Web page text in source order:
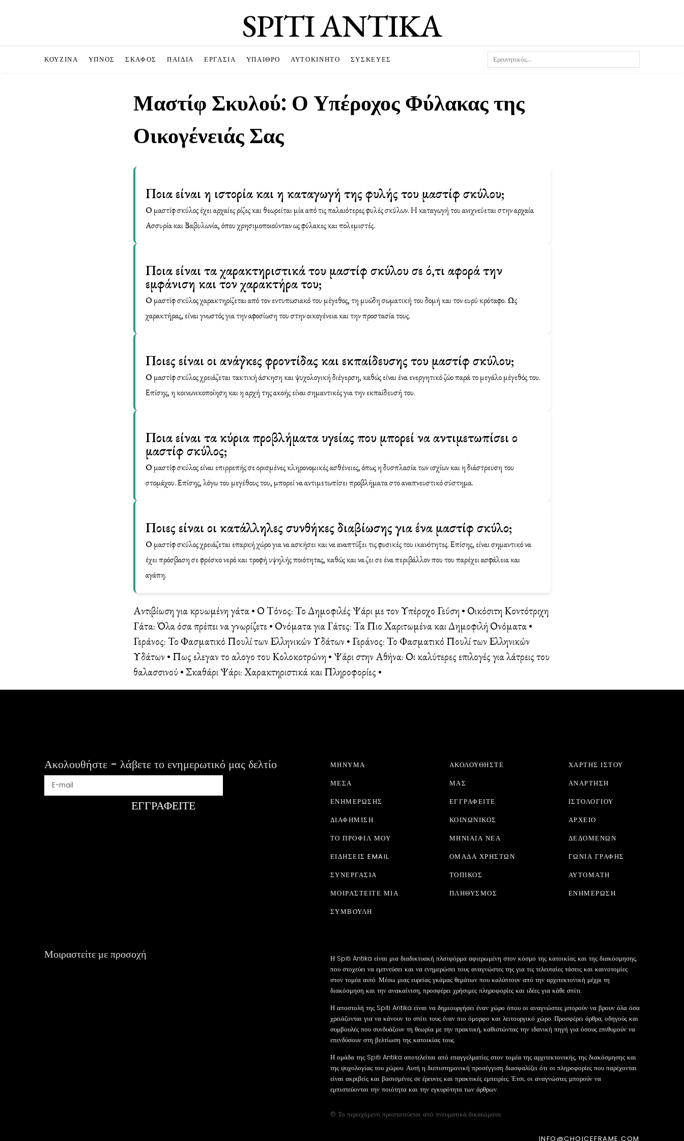
SPITI ANTIKA
ΚΟΥΖΊΝΑ ΥΠΝΟΣ ΣΚΆΦΟΣ ΠΑΙΔΙΆ ΕΡΓΑΣΊΑ ΥΠΑΙΘΡΟ ΑΥΤΟΚΊΝΗΤΟ ΣΥΣΚΕΥΈΣ
Μαστίφ Σκυλού: Ο Υπέροχος Φύλακας της
Οικογένειάς Σας
Ποια είναι η ιστορία και η καταγωγή της φυλής του μαστίφ σκύλου;
Ο μαστίφ σκύλος έχει αρχαίες ρίζες και θεωρείται μία από τις παλαιότερες φυλές σκύλων. Η καταγωγή του ανιχνεύεται στην αρχαία
Ασσυρία και Βαβυλωνία, όπου χρησιμοποιούνταν ως φύλακες και πολεμιστές.
Ποια είναι τα χαρακτηριστικά του μαστίφ σκύλου σε ό,τι αφορά την
εμφάνιση και τον χαρακτήρα του;
Ο μαστίφ σκύλος χαρακτηρίζεται από τον εντυπωσιακό του μέγεθος, τη μυώδη σωματική του δομή και τον ευρύ κρόταφο. Ως
χαρακτήρας, είναι γνωστός για την αφοσίωση του στην οικογένεια και την προστασία τους.
Ποιες είναι οι ανάγκες φροντίδας και εκπαίδευσης του μαστίφ σκύλου;
Ο μαστίφ σκύλος χρειάζεται τακτική άσκηση και ψυχολογική διέγερση, καθώς είναι ένα ενεργητικό ζώο παρά το μεγάλο μέγεθός του.
Επίσης, η κοινωνικοποίηση και η αρχή της ακοής είναι σημαντικές για την εκπαίδευσή του.
Ποια είναι τα κύρια προβλήματα υγείας που μπορεί να αντιμετωπίσει ο
μαστίφ σκύλος;
Ο μαστίφ σκύλος είναι επιρρεπής σε ορισμένες κληρονομικές ασθένειες, όπως η δυσπλασία των ισχίων και η διάστρευση του
στομάχου. Επίσης, λόγω του μεγέθους του, μπορεί να αντιμετωπίσει προβλήματα στο αναπνευστικό σύστημα.
Ποιες είναι οι κατάλληλες συνθήκες διαβίωσης για ένα μαστίφ σκύλο;
Ο μαστίφ σκύλος χρειάζεται επαρκή χώρο για να ασκήσει και να αναπτύξει τις φυσικές του ικανότητες. Επίσης, είναι σημαντικό να
έχει πρόσβαση σε φρέσκο νερό και τροφή υψηλής ποιότητας, καθώς και να ζει σε ένα περιβάλλον που του παρέχει ασφάλεια και
αγάπη.
Αντιβίωση για κρυωμένη γάτα• Ο Τόνος: Το Δημοφιλές Ψάρι με τον Υπέροχο Γεύση • Οικόσιτη Κοντότριχη
Γάτα: Όλα όσα πρέπει να γνωρίζετε• Ονόματα για Γάτες: Τα Πιο Χαριτωμένα και Δημοφιλή Ονόματα•
Γεράνος: Το Φασματικό Πουλί των Ελληνικών Υδάτων • Γεράνος: Το Φασματικό Πουλί των Ελληνικών
Υδάτων • Πως ελεγαν το αλογο του Κολοκοτρώνη •Ψάρι στην Αθήνα: Οι καλύτερες επιλογές για λάτρεις του
θαλασσινού •Σκαθάρι Ψάρι: Χαρακτηριστικά και Πληροφορίες •
Ακολουθήστε - λάβετε το ενημερωτικό μας δελτίο
ΕΓΓΡΑΦΕΊΤΕ
Η Spiti Antika είναι μια διαδικτυακή πλατφόρμα αφιερωμένη στον κόσμο της κατοικίας και της διακόσμησης,
που στοχεύει να εμπνεύσει και να ενημερώσει τους αναγνώστες της για τις τελευταίες τάσεις και καινοτομίες
στον τομέα αυτό. Μέσω μιας ευρείας γκάμας θεμάτων που καλύπτουν από την αρχιτεκτονική μέχρι τη
διακόσμηση και την ανακαίνιση, προσφέρει χρήσιμες πληροφορίες και ιδέες για κάθε σπίτι.
Η αποστολή της Spiti Antika είναι να δημιουργήσει έναν χώρο όπου οι αναγνώστες μπορούν να βρουν όλα όσα
χρειάζονται για να κάνουν το σπίτι τους έναν πιο όμορφο και λειτουργικό χώρο. Προσφέρει άρθρα, οδηγούς και
συμβουλές που συνδυάζουν τη θεωρία με την πρακτική, καθιστώντας την ιδανική πηγή για όσους επιθυμούν να
επενδύσουν στη βελτίωση της κατοικίας τους.
Η ομάδα της Spiti Antika αποτελείται από επαγγελματίες στον τομέα της αρχιτεκτονικής, της διακόσμησης και
της ψυχολογίας του χώρου. Αυτή η διεπιστημονική προσέγγιση διασφαλίζει ότι οι πληροφορίες που παρέχονται
είναι ακριβείς και βασισμένες σε έρευνες και πρακτικές εμπειρίες. Έτσι, οι αναγνώστες μπορούν να
εμπιστεύονται την ποιότητα και την εγκυρότητα των άρθρων.
Μοιραστείτε με προσοχή
ΜΉΝΥΜΑ
ΜΈΣΑ
ΕΝΗΜΈΡΩΣΗΣ
ΔΙΑΦΉΜΙΣΗ
ΤΟ ΠΡΟΦΊΛ ΜΟΥ
ΕΙΔΉΣΕΙΣ EMAIL
ΣΥΝΕΡΓΑΣΊΑ
ΜΟΙΡΑΣΤΕΊΤΕ ΜΙΑ
ΣΥΜΒΟΥΛΉ
© Το περιεχόμενο προστατεύεται από πνευματικά δικαιώματα.
ΑΚΟΛΟΥΘΉΣΤΕ
ΜΑΣ
ΕΓΓΡΑΦΕΊΤΕ
ΚΟΙΝΩΝΙΚΌΣ
ΜΗΝΙΑΊΑ ΝΈΑ
ΟΜΆΔΑ ΧΡΗΣΤΏΝ
ΤΟΠΙΚΌΣ
ΠΛΗΘΥΣΜΌΣ
ΧΆΡΤΗΣ ΙΣΤΟΎ
ΑΝΆΡΤΗΣΗ
ΙΣΤΟΛΟΓΊΟΥ
ΑΡΧΕΊΟ
ΔΕΔΟΜΈΝΩΝ
ΓΩΝΙΆ ΓΡΑΦΉΣ
ΑΥΤΌΜΑΤΗ
ΕΝΗΜΈΡΩΣΗ
INFO@CHOICEFRAME.COM